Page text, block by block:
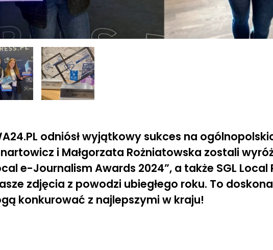
odniósł wyjątkowy sukces na
i Małgorzata Rożniatowska zostali
e-Journalism Awards 2024”, a także SGL Local
zdjęcia z powodzi ubiegłego roku. To
konkurować z najlepszymi w kraju!